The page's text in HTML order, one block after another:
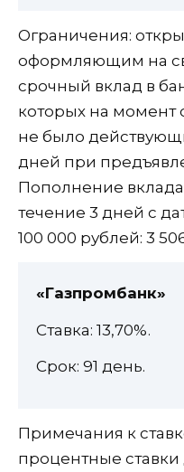
Ограничения:
оформляющим на
срочный вклад в
которых на момент
не было
дней при
Пополнение
течение 3 дней с
100 000 рублей: 3
«Газпромбанк»
Ставка: 13,70%.
Срок: 91 день.
Примечания к
процентные ставки